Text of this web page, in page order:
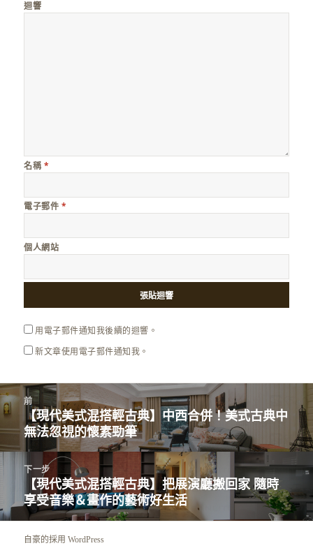
迴響
名稱 *
電子郵件 *
個人網站
用電子郵件通知我後續的迴響。
新文章使用電子郵件通知我。
文
章
前
上
一
篇
文
章：
【現代美式混搭輕古典】中西合併！美式古典中
無法忽視的懷素勁筆
下一步
下
一
篇
文
【現代美式混搭輕古典】把展演廳搬回家 隨時
享受音樂＆畫作的藝術好生活
自豪的採用 WordPress